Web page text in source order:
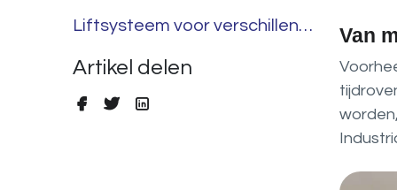
Liftsysteem voor verschillende hoogtes
Artikel delen
Van